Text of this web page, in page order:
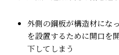
外側の鋼板が構造材にな
を設置するために開口を
下してしまう